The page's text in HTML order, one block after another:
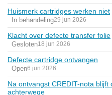
Huismerk cartridges werken niet
In behandeling29 jun 2026
Klacht over defecte transfer folie
Gesloten18 jun 2026
Defecte cartridge ontvangen
Open6 jun 2026
Na ontvangst CREDIT-nota blijft
achterwege